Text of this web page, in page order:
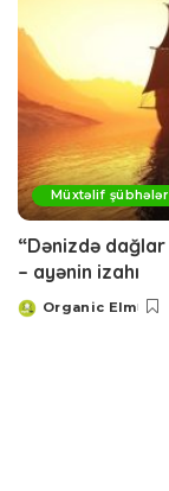
Müxtəlif şübhələr
“Dənizdə
– ayənin izahı
Posted
Organic Elm